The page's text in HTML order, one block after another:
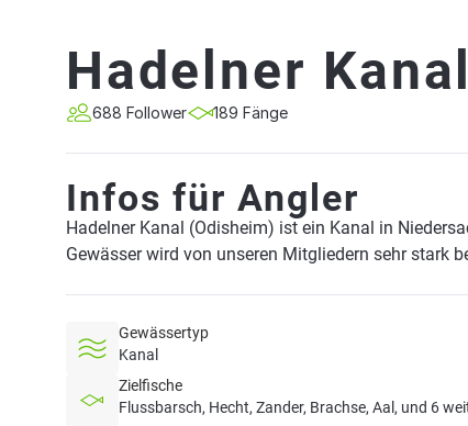
Hadelner
688 Follower 189 Fänge
Infos für Angler
Hadelner Kanal (Odisheim) ist ein Kanal in
Gewässer wird von unseren Mitgliedern sehr stark
Gewässertyp
Kanal
Zielfische
Flussbarsch, Hecht, Zander, Brachse, Aal, und 6